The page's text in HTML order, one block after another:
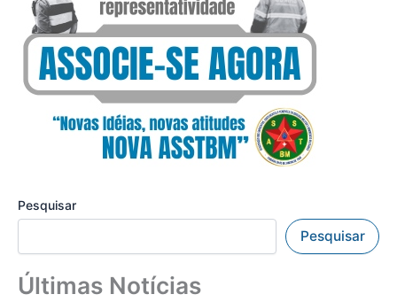
Pesquisar
Pesquisar
Últimas Notícias